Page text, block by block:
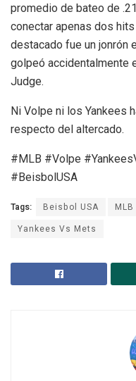
promedio de bateo de
conectar apenas dos
destacado fue un jonrón
golpeó accidentalmente
Judge.
Ni Volpe ni los Yankees
respecto del altercado.
#MLB #Volpe
#BeisbolUSA
Tags: Beisbol USA MLB
Yankees Vs Mets